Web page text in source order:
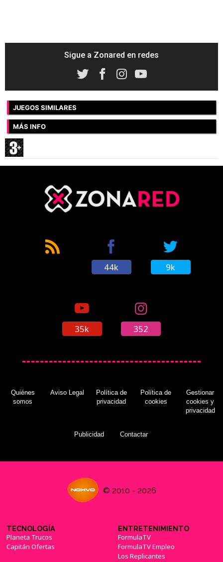
Sigue a Zonared en redes
JUEGOS SIMILARES
MÁS INFO
44k 9k
35k 352
Quiénes
somos
Aviso Legal
Política de
privacidad
Política de
cookies
Gestionar
cookies y
privacidad
Publicidad Contactar
© 2010 - 2026
TECNOLOGÍA
Planeta Trucos
Capitán Ofertas
ENTRETENIMIENTO
FormulaTV
FormulaTV Empleo
Los Replicantes